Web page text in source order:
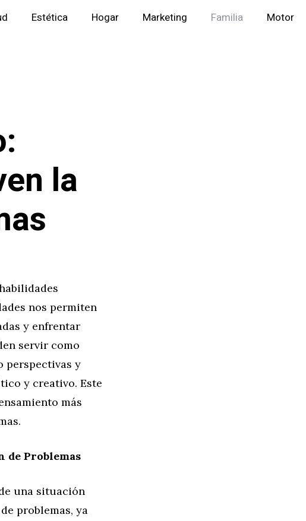
Estética Hogar Marketing Familia Motor
la
nos permiten
y enfrentar
servir como
perspectivas y
y creativo. Este
más
de Problemas
una situación
problemas, ya